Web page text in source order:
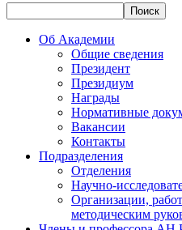
Об Академии
Общие сведения
Президент
Президиум
Награды
Нормативные
Вакансии
Контакты
Подразделения
Отделения
Научно-
Организации,
методическим